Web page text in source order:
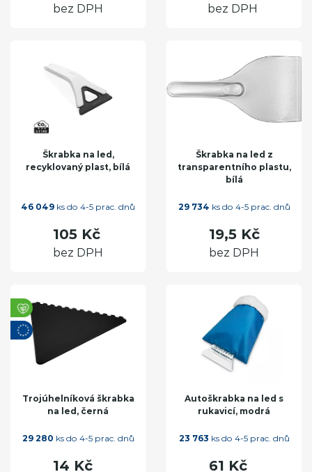
bez DPH bez DPH
Škrabka na led,
recyklovaný plast, bílá
46 049 ks do 4-5 prac. dnů
105 Kč
bez DPH
Škrabka na led z
transparentního plastu,
bílá
29 734 ks do 4-5 prac. dnů
19,5 Kč
bez DPH
Trojúhelníková škrabka
na led, černá
29 280 ks do 4-5 prac. dnů
14 Kč
Autoškrabka na led s
rukavicí, modrá
23 763 ks do 4-5 prac. dnů
61 Kč